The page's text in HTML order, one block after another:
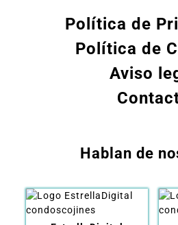
Política de
Política de
Aviso
Hablan de